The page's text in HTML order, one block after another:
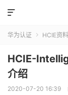

华为认证  HCIE资料
HCIE-
介绍
2020-07-20 16:39